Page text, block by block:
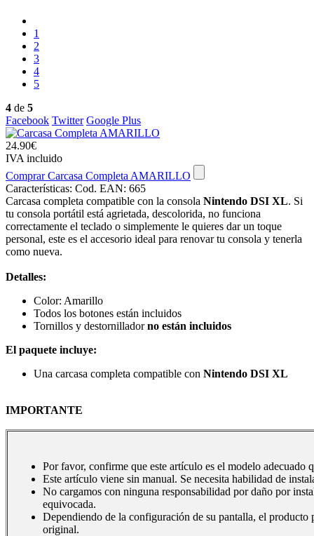
1
2
3
4
5
4 de 5
Facebook Twitter Google Plus
24.90€
IVA incluido
Comprar Carcasa Completa AMARILLO
Características: Cod. EAN: 665
Carcasa completa compatible con la consola Nintendo DSI XL. Si
tu consola portátil está agrietada, descolorida, no funciona
correctamente el teclado o simplemente le quieres dar un toque
personal, este es el accesorio ideal para renovar tu consola y tenerla
como nueva.
Detalles:
Color: Amarillo
Todos los botones están incluidos
Tornillos y destornilladorno están incluidos
El paquete incluye:
Una carcasa completa compatible con Nintendo DSI XL
IMPORTANTE
Por favor, confirme que este artículo es el modelo adecuado
Este artículo viene sin manual. Se necesita habilidad de
No cargamos con ninguna responsabilidad por daño por
equivocada.
Dependiendo de la configuración de su pantalla, el producto
original.